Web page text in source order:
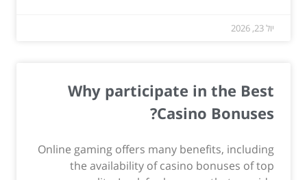
יול 23, 2026
Why participate in the Best
Casino Bonuses?
Online gaming offers many benefits, including
the availability of casino bonuses of top